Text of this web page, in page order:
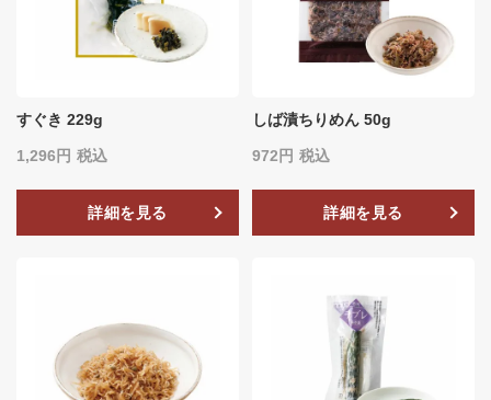
すぐき 229g
1,296 税込
詳細を見る
しば漬ちりめん 50g
972 税込
詳細を見る